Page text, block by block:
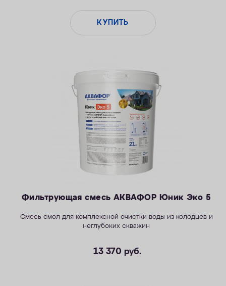
КУПИТЬ
Фильтрующая смесь АКВАФОР Юник Эко 5
Смесь смол для комплексной очистки воды из колодцев и
неглубоких скважин
13 370 руб.